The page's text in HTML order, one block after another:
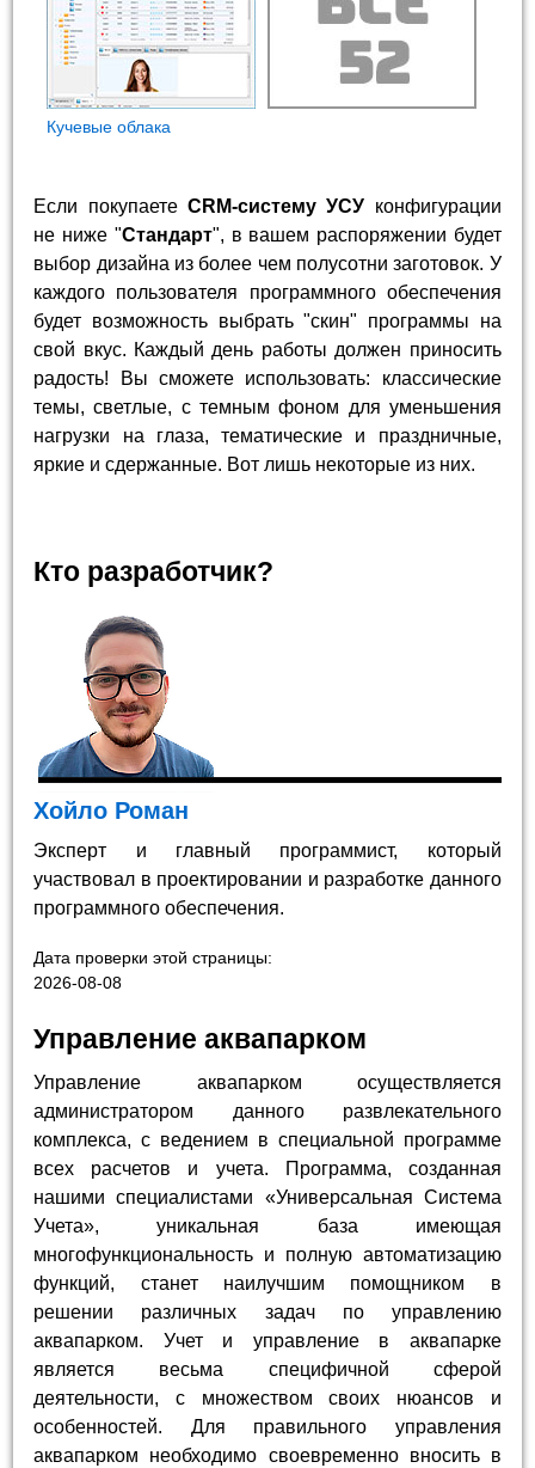
Кучевые облака
Если покупаете CRM-систему УСУ конфигурации
не ниже "Стандарт", в вашем распоряжении будет
выбор дизайна из более чем полусотни заготовок. У
каждого пользователя программного обеспечения
будет возможность выбрать "скин" программы на
свой вкус. Каждый день работы должен приносить
радость! Вы сможете использовать: классические
темы, светлые, с темным фоном для уменьшения
нагрузки на глаза, тематические и праздничные,
яркие и сдержанные. Вот лишь некоторые из них.
Кто разработчик?
Хойло Роман
Эксперт и главный программист, который
участвовал в проектировании и разработке данного
программного обеспечения.
Дата проверки этой страницы:
2026-08-08
Управление аквапарком
Управление аквапарком осуществляется
администратором данного развлекательного
комплекса, с ведением в специальной программе
всех расчетов и учета. Программа, созданная
нашими специалистами «Универсальная Система
Учета», уникальная база имеющая
многофункциональность и полную автоматизацию
функций, станет наилучшим помощником в
решении различных задач по управлению
аквапарком. Учет и управление в аквапарке
является весьма специфичной сферой
деятельности, с множеством своих нюансов и
особенностей. Для правильного управления
аквапарком необходимо своевременно вносить в